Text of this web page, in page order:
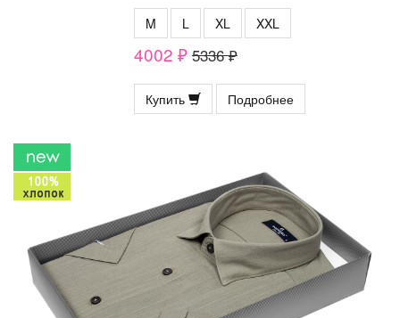
M L XL XXL
4002 ₽ 5336 ₽
Купить Подробнее